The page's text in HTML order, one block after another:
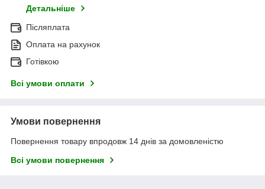
Детальніше
Післяплата
Оплата на рахунок
Готівкою
Всі умови оплати
Умови повернення
Повернення товару впродовж 14 днів за домовленістю
Всі умови повернення